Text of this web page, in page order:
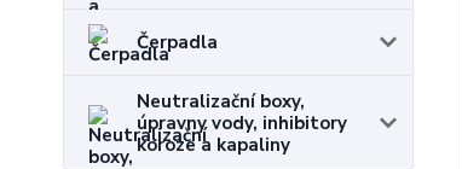
Čerpadla
Neutralizační boxy,
úpravny vody, inhibitory
koroze a kapaliny